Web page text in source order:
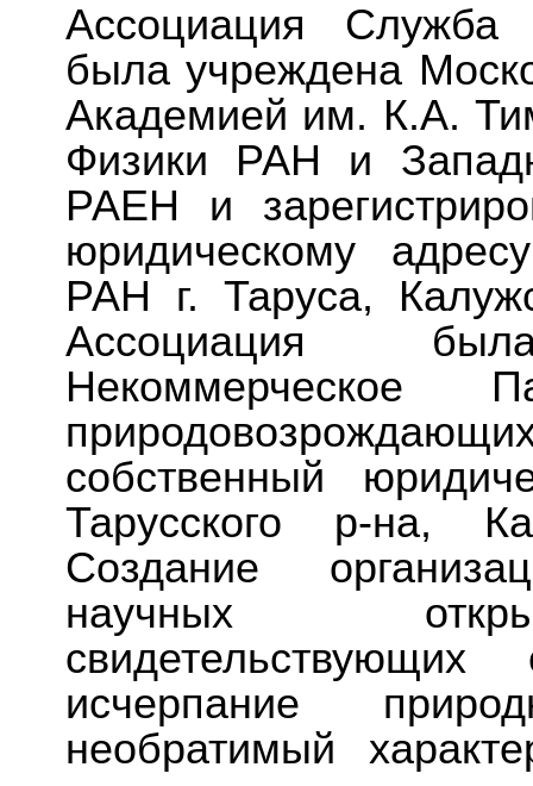
Ассоциация Служба
была учреждена
Академией им. К.А.
Физики РАН и
РАЕН и
юридическому
РАН г. Таруса,
Ассоциация
Некоммерческое
собственный
Тарусского р-на,
Создание
научных
исчерпание
необратимый